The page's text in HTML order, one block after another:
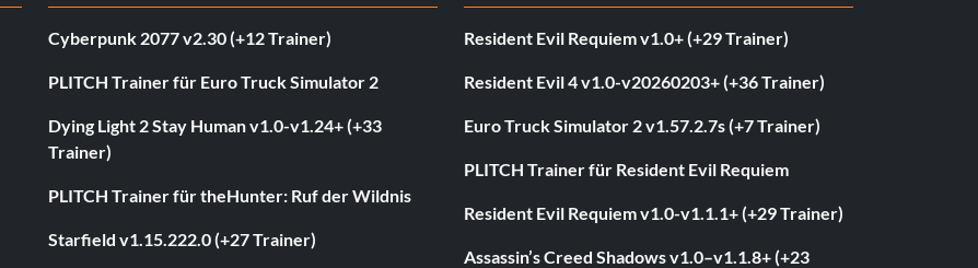
Cyberpunk 2077 v2.30 (+12 Trainer)
PLITCH Trainer für Euro Truck Simulator 2
Dying Light 2 Stay Human v1.0-v1.24+ (+33
Trainer)
PLITCH Trainer für theHunter: Ruf der Wildnis
Starfield v1.15.222.0 (+27 Trainer)
Resident Evil Requiem v1.0+ (+29 Trainer)
Resident Evil 4 v1.0-v20260203+ (+36 Trainer)
Euro Truck Simulator 2 v1.57.2.7s (+7 Trainer)
PLITCH Trainer für Resident Evil Requiem
Resident Evil Requiem v1.0-v1.1.1+ (+29 Trainer)
Assassin’s Creed Shadows v1.0–v1.1.8+ (+23